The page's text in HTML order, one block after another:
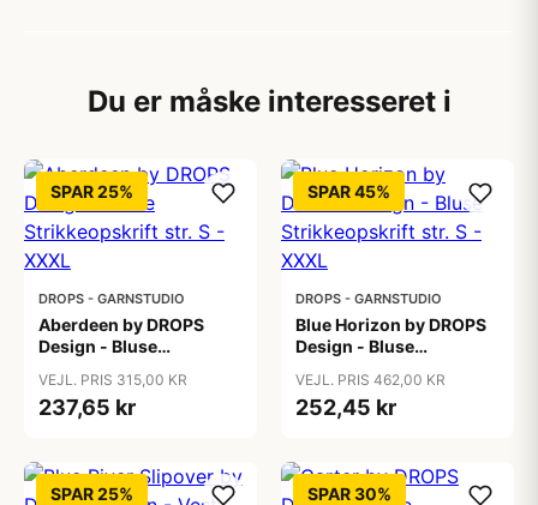
Du er måske interesseret i
SPAR 25%
DROPS - GARNSTUDIO
Aberdeen by DROPS
Design - Bluse
XXXL
VEJL. PRIS 315,00 KR
237,65 kr
SPAR 45%
DROPS - GARNSTUDIO
Blue Horizon by DROPS
Design - Bluse
XXXL
VEJL. PRIS 462,00 KR
252,45 kr
SPAR 25% SPAR 30%